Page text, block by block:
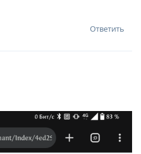
Ответить